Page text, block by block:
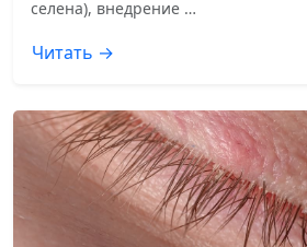
селена), внедрение …
Читать →